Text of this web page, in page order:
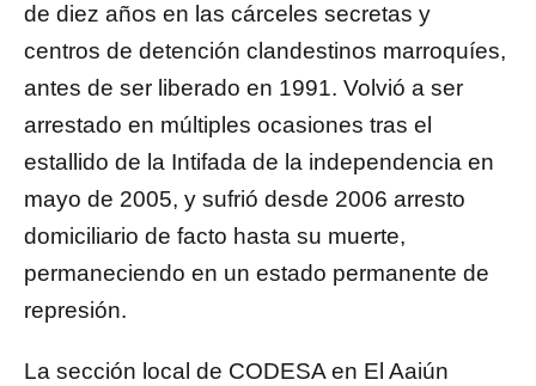
de diez años en las cárceles secretas y
centros de detención clandestinos marroquíes,
antes de ser liberado en 1991. Volvió a ser
arrestado en múltiples ocasiones tras el
estallido de la Intifada de la independencia en
mayo de 2005, y sufrió desde 2006 arresto
domiciliario de facto hasta su muerte,
permaneciendo en un estado permanente de
represión.
La sección local de CODESA en El Aaiún